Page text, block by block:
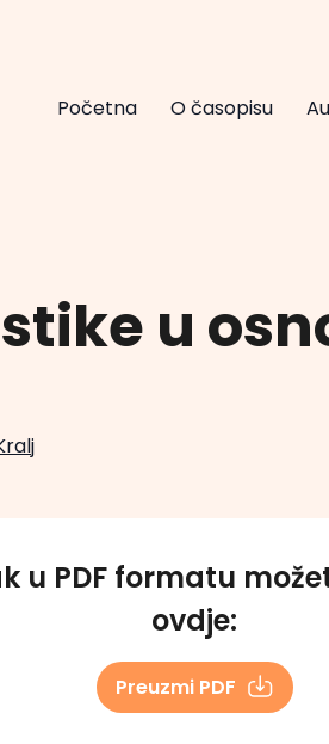
Početna O časopisu
u
u PDF formatu
ovdje:
Preuzmi PDF